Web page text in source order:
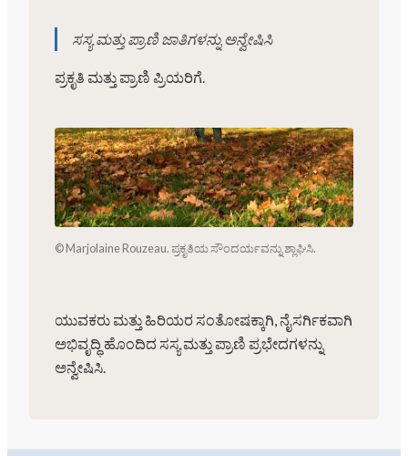
ಸಸ್ಯ ಮತ್ತು ಪ್ರಾಣಿ ಜಾತಿಗಳನ್ನು ಅನ್ವೇಷಿಸಿ
ಪ್ರಕೃತಿ ಮತ್ತು ಪ್ರಾಣಿ ಪ್ರಿಯರಿಗೆ.
© Marjolaine Rouzeau. ಪ್ರಕೃತಿಯ ಸೌಂದರ್ಯವನ್ನು ಶ್ಲಾಘಿಸಿ.
ಯುವಕರು ಮತ್ತು ಹಿರಿಯರ ಸಂತೋಷಕ್ಕಾಗಿ, ನೈಸರ್ಗಿಕವಾಗಿ
ಅಭಿವೃದ್ಧಿ ಹೊಂದಿದ ಸಸ್ಯ ಮತ್ತು ಪ್ರಾಣಿ ಪ್ರಭೇದಗಳನ್ನು
ಅನ್ವೇಷಿಸಿ.